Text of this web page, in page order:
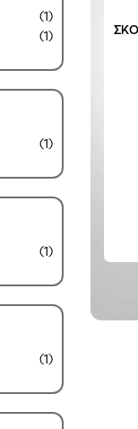
(1)
(1)
(1)
(1)
(1)